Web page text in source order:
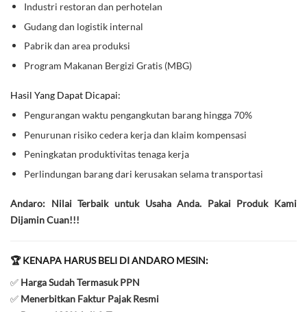
Industri restoran dan perhotelan
Gudang dan logistik internal
Pabrik dan area produksi
Program Makanan Bergizi Gratis (MBG)
Hasil Yang Dapat Dicapai:
Pengurangan waktu pengangkutan barang hingga 70%
Penurunan risiko cedera kerja dan klaim kompensasi
Peningkatan produktivitas tenaga kerja
Perlindungan barang dari kerusakan selama transportasi
Andaro: Nilai Terbaik untuk Usaha Anda. Pakai Produk Kami
Dijamin Cuan!!!
🏆 KENAPA HARUS BELI DI ANDARO MESIN:
✅ Harga Sudah Termasuk PPN
✅ Menerbitkan Faktur Pajak Resmi